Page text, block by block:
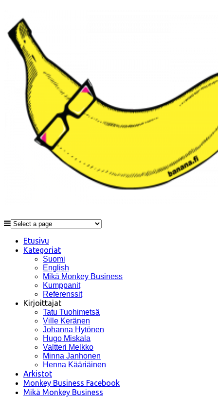
Etusivu
Kategoriat
Suomi
English
Mikä Monkey Business
Kumppanit
Referenssit
Kirjoittajat
Tatu Tuohimetsä
Ville Keränen
Johanna Hytönen
Hugo Miskala
Valtteri Melkko
Minna Janhonen
Henna Kääriäinen
Arkistot
Monkey Business Facebook
Mikä Monkey Business